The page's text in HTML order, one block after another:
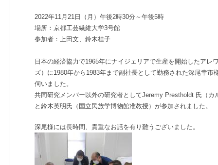
2022年11月21日（月）午後2時30分～午後5時
場所：京都工芸繊維大学3号館
参加者：上田文、鈴木桂子
日本の経済協力で1965年にナイジェリアで生産を開始したアレ
ズ）に1980年から1983年まで副社長として勤務された深尾幸市
伺いました。
共同研究メンバー以外の研究者としてJeremy Prestholdt 氏（
と鈴木英明氏（国立民族学博物館准教授）が参加されました。
深尾様には長時間、貴重なお話を有り難うございました。